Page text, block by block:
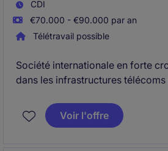
CDI
€70.000 - €90.000 par an
Télétravail possible
Société internationale en forte
dans les infrastructures
européen. Au cœur des
exposition complète aux enjeux
Voir l'offre